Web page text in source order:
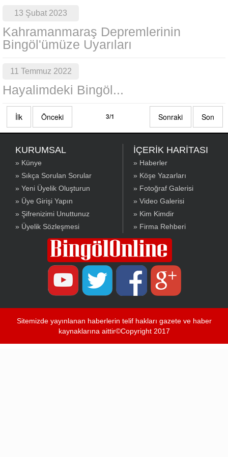
13 Şubat 2023
Kahramanmaraş Depremlerinin
Bingöl'ümüze Uyarıları
11 Temmuz 2022
Hayalimdeki Bingöl...
İlk Önceki 3/1 Sonraki Son
KURUMSAL
» Künye
» Sıkça Sorulan Sorular
» Yeni Üyelik Oluşturun
» Üye Girişi Yapın
» Şifrenizimi Unuttunuz
» Üyelik Sözleşmesi
İÇERİK HARİTASI
» Haberler
» Köşe Yazarları
» Fotoğraf Galerisi
» Video Galerisi
» Kim Kimdir
» Firma Rehberi
Sitemizde yayınlanan haberlerin telif hakları gazete ve haber
kaynaklarına aittir©Copyright 2017